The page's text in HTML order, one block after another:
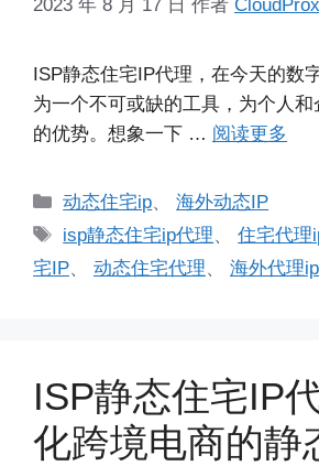
2023 年 8 月 17 日 作者
ISP静态住宅IP代理，在今天的数
为一个不可或缺的工具，为个人
的优势。想象一下 … 阅读更多
分
类
动态住宅ip、海外动态IP
标
签
isp静态住宅ip代理、住宅代理
宅IP、 动态住宅代理、 海外代理ip
ISP静态住宅IP
化跨境电商的静